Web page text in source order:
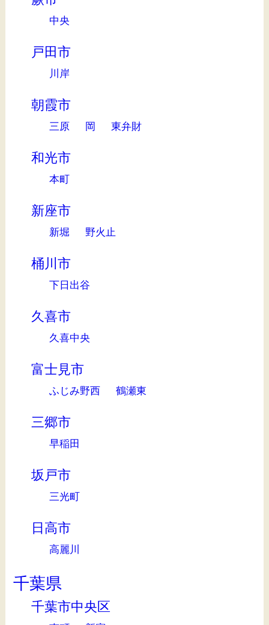
中央
戸田市
川岸
朝霞市
三原 岡 東弁財
和光市
本町
新座市
新堀 野火止
桶川市
下日出谷
久喜市
久喜中央
富士見市
ふじみ野西 鶴瀬東
三郷市
早稲田
坂戸市
三光町
日高市
高麗川
千葉県
千葉市中央区